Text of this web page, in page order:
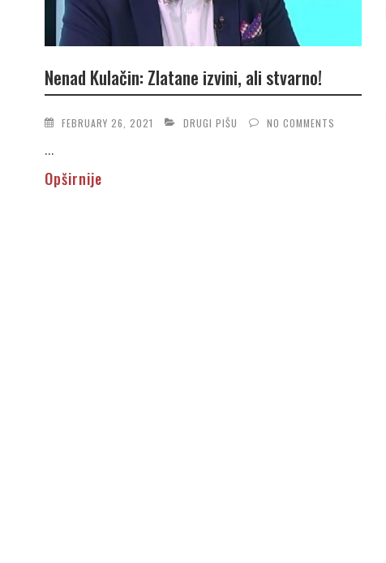
Nenad Kulačin: Zlatane izvini, ali stvarno!
FEBRUARY 26, 2021 DRUGI PIŠU NO COMMENTS
...
Opširnije